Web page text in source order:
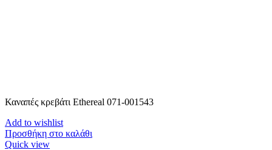
Καναπές κρεβάτι Ethereal 071-001543
Add to wishlist
Προσθήκη στο καλάθι
Quick view